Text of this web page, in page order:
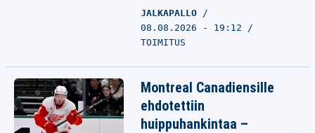
JALKAPALLO
08.08.2026 - 19:12
TOIMITUS
Montreal Canadiensille
ehdotettiin
huippuhankintaa –